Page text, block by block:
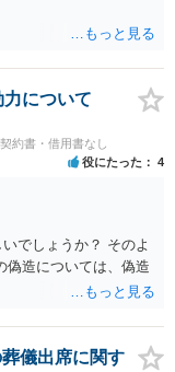
について
約書・借用書なし
役にたった 4
でしょうか？ そのよ
偽造については、偽造
儀出席に関す